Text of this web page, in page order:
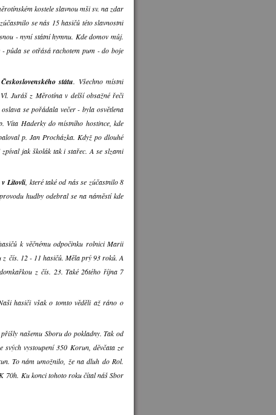
kostele slavnou mši sv. na zdar
se nás 15 hasičů této slavnostní
- nyní státní hymnu. Kde domov můj.
půda se otřásá rachotem pum - do boje
státu. Všechno místní
Juráš z Měrotína v delší obsažné řeči
se pořádala večer - byla osvětlena
Víta Haderky do místního hostince, kde
p. Jan Procházka. Když po dlouhé
jak školák tak i stařec. A se slzami
v Litovli , které také od nás se zúčastnilo 8
hudby odebral se na náměstí kde
k věčnému odpočinku rolnici Marii
z čís. 12 - 11 hasičů. Měla prý 93 roků. A
z čís. 23. Také 26tého října 7
hasiči však o tomto věděli až ráno o
našemu Sboru do pokladny. Tak od
vystoupení 350 Korun, děvčata ze
To nám umožnilo, že na dluh do Rol.
70h. Ku konci tohoto roku čítal náš Sbor